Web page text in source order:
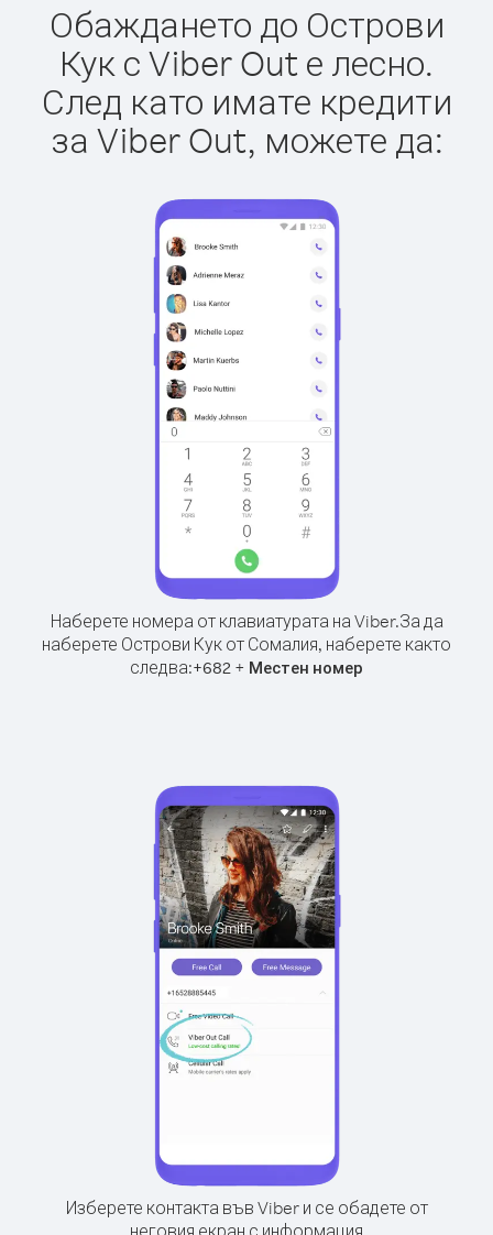
Обаждането до Острови
Кук с Viber Out е лесно.
След като имате кредити
за Viber Out, можете да:
Наберете номера от клавиатурата на Viber.За да
наберете Острови Кук от Сомалия, наберете както
следва:+682 + Местен номер
Изберете контакта във Viber и се обадете от
неговия екран с информация